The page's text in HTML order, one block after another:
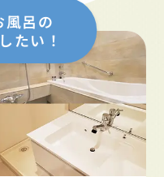
風呂の
たい！